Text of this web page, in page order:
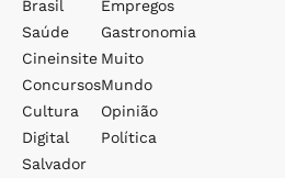
Brasil
Saúde
Cineinsite
Concursos
Cultura
Digital
Salvador
Empregos
Gastronomia
Muito
Mundo
Opinião
Política